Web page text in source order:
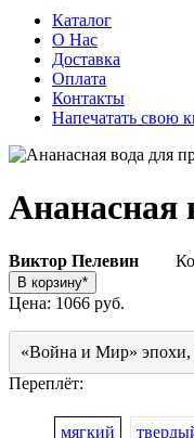
Каталог
О Нас
Доставка
Оплата
Контакты
Напечатать свою
Ананасная
Виктор Пелевин
Цена: 1066 руб.
«Война и Мир» эпохи,
Переплёт:
мягкий